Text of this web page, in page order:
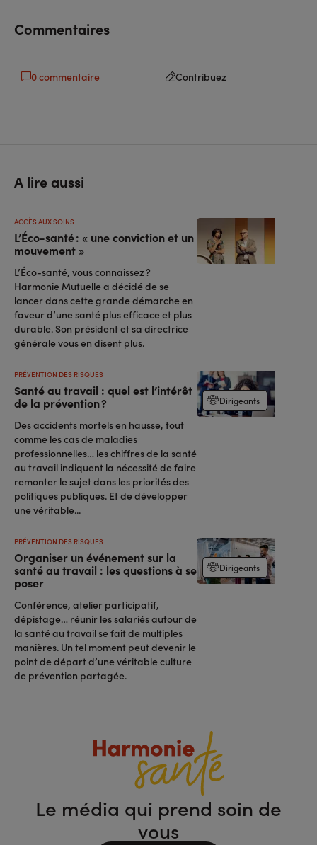
Commentaires
0 commentaire Contribuez
A lire aussi
L’Éco-santé : « une conviction et un
mouvement »
ACCÈS AUX SOINS
L’Éco-santé, vous connaissez ?
Harmonie Mutuelle a décidé de se
lancer dans cette grande démarche en
faveur d’une santé plus efficace et plus
durable. Son président et sa directrice
générale vous en disent plus.
Santé au travail : quel est l’intérêt
de la prévention ?
PRÉVENTION DES RISQUES
Des accidents mortels en hausse, tout
comme les cas de maladies
professionnelles… les chiffres de la santé
au travail indiquent la nécessité de faire
remonter le sujet dans les priorités des
politiques publiques. Et de développer
une véritable...
Dirigeants
Organiser un événement sur la
santé au travail : les questions à se
poser
PRÉVENTION DES RISQUES
Conférence, atelier participatif,
dépistage… réunir les salariés autour de
la santé au travail se fait de multiples
manières. Un tel moment peut devenir le
point de départ d’une véritable culture
de prévention partagée.
Dirigeants
Le média qui prend soin de
vous